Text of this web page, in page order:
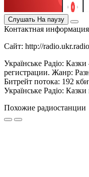
Слушать На паузу
Контактная информация
Сайт: http://
Українське Радіо:
регистрации. Жанр:
Битрейт потока: 192
Українське Радіо:
Похожие радиостанции